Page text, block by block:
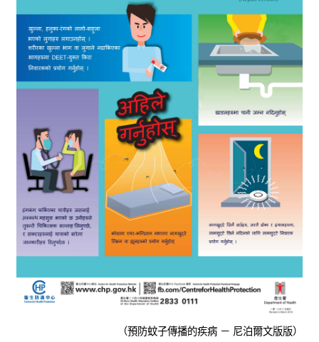
（預防蚊子傳播的疾病 － 尼泊爾文版版）